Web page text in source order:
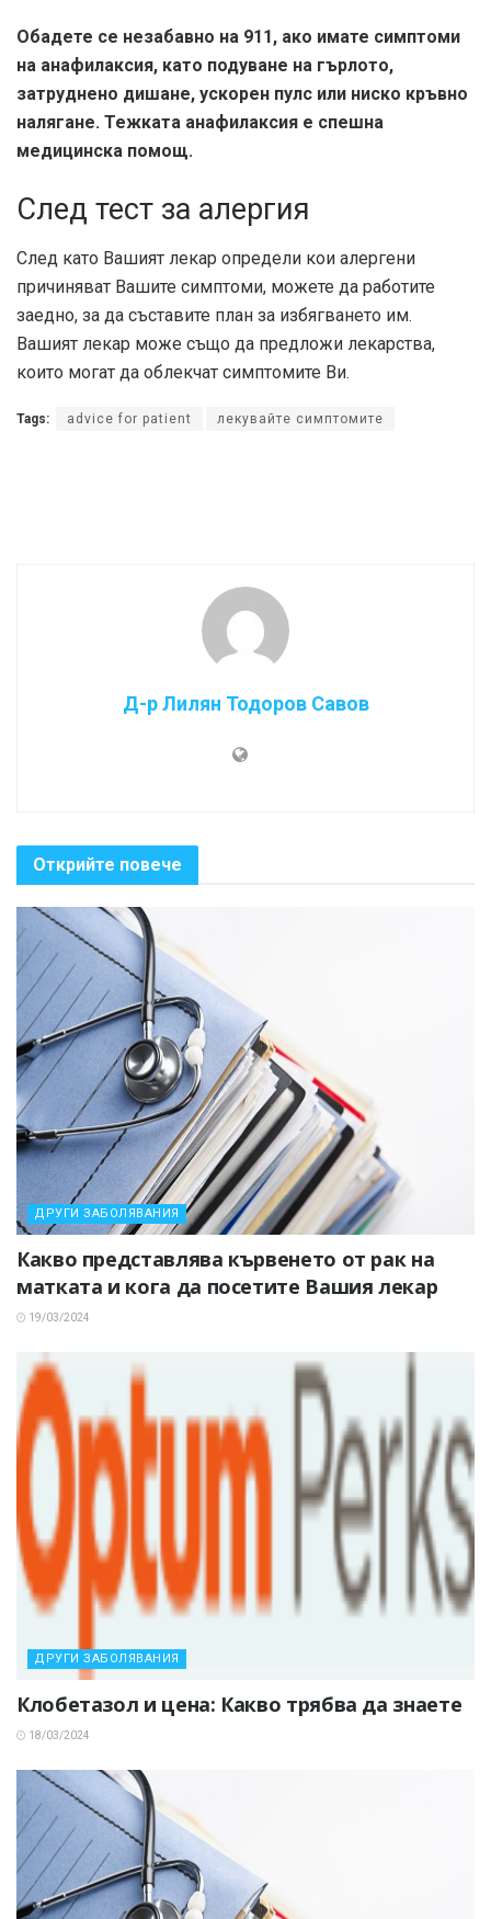
Обадете се незабавно на 911, ако имате симптоми
на анафилаксия, като подуване на гърлото,
затруднено дишане, ускорен пулс или ниско кръвно
налягане. Тежката анафилаксия е спешна
медицинска помощ.
След тест за алергия
След като Вашият лекар определи кои алергени
причиняват Вашите симптоми, можете да работите
заедно, за да съставите план за избягването им.
Вашият лекар може също да предложи лекарства,
които могат да облекчат симптомите Ви.
Tags: advice for patient лекувайте симптомите
Д-р Лилян Тодоров Савов
Открийте повече
ДРУГИ ЗАБОЛЯВАНИЯ
Какво представлява кървенето от рак на
матката и кога да посетите Вашия лекар
19/03/2024
ДРУГИ ЗАБОЛЯВАНИЯ
Клобетазол и цена: Какво трябва да знаете
18/03/2024